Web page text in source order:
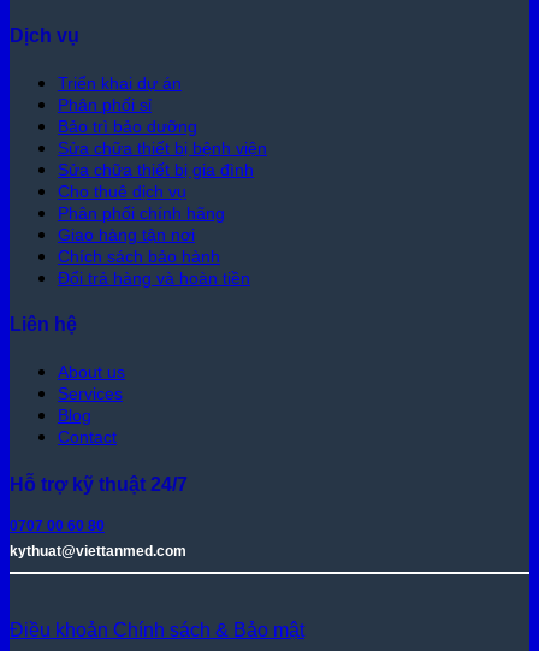
Dịch vụ
Triển khai dự án
Phân phối sỉ
Bảo trì bảo dưỡng
Sửa chữa thiết bị bệnh viện
Sửa chữa thiết bị gia đình
Cho thuê dịch vụ
Phân phối chính hãng
Giao hàng tận nơi
Chích sách bảo hành
Đổi trả hàng và hoàn tiền
Liên hệ
About us
Services
Blog
Contact
Hỗ trợ kỹ thuật 24/7
0707 00 60 80
kythuat@viettanmed.com
Điều khoản Chính sách & Bảo mật